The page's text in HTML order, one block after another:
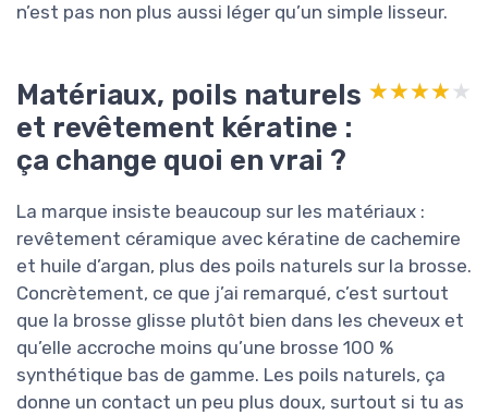
n’est pas non plus aussi léger qu’un simple lisseur.
Matériaux, poils naturels
et revêtement kératine :
ça change quoi en vrai ?
★★★★★
★★★★★
La marque insiste beaucoup sur les matériaux :
revêtement céramique avec kératine de cachemire
et huile d’argan, plus des poils naturels sur la brosse.
Concrètement, ce que j’ai remarqué, c’est surtout
que la brosse glisse plutôt bien dans les cheveux et
qu’elle accroche moins qu’une brosse 100 %
synthétique bas de gamme. Les poils naturels, ça
donne un contact un peu plus doux, surtout si tu as